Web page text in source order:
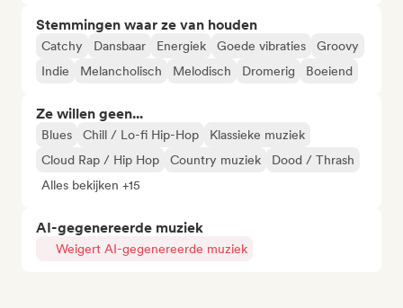
Stemmingen waar ze van houden
Catchy Dansbaar Energiek Goede vibraties
Groovy
Indie
Melancholisch Melodisch Dromerig Boeiend
Ze willen geen...
Blues Chill / Lo-fi Hip-Hop
Klassieke muziek
Cloud Rap / Hip Hop
Country muziek
Dood / Thrash
Alles bekijken +15
AI-gegenereerde muziek
Weigert AI-gegenereerde muziek